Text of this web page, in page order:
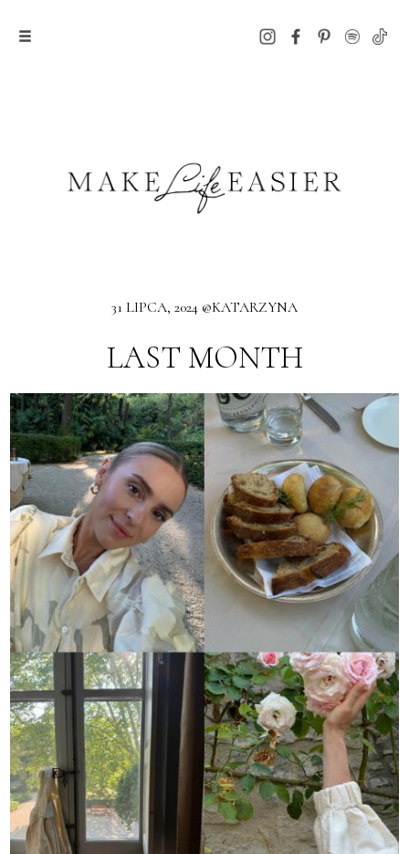
31 LIPCA, 2024 @KATARZYNA
LAST MONTH